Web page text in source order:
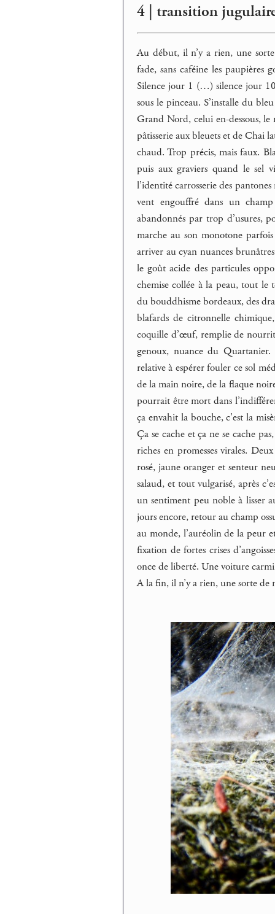
4 | transition
Au début, il n’y a rien, une
fade, sans caféine les paupières
Silence jour 1 (…) silence jour
sous le pinceau. S’installe du
Grand Nord, celui en-dessous,
pâtisserie aux bleuets et de Chai
chaud. Trop précis, mais faux.
puis aux graviers quand le sel
l’identité carrosserie des
vent engouffré dans un
abandonnés par trop d’usures,
marche au son monotone
arriver au cyan nuances
le goût acide des particules
chemise collée à la peau, tout
du bouddhisme bordeaux, des
blafards de citronnelle
coquille d’œuf, remplie de
genoux, nuance du Quartanier.
relative à espérer fouler ce sol
de la main noire, de la flaque
pourrait être mort dans
ça envahit la bouche, c’est la
Ça se cache et ça ne se cache
riches en promesses virales.
rosé, jaune oranger et senteur
salaud, et tout vulgarisé, après
un sentiment peu noble à lisser
jours encore, retour au champ
au monde, l’auréolin de la peur
fixation de fortes crises
once de liberté. Une voiture
A la fin, il n’y a rien, une sorte de